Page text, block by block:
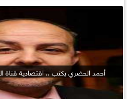
أحمد الحضري يكتب .. اقتصادية قناة